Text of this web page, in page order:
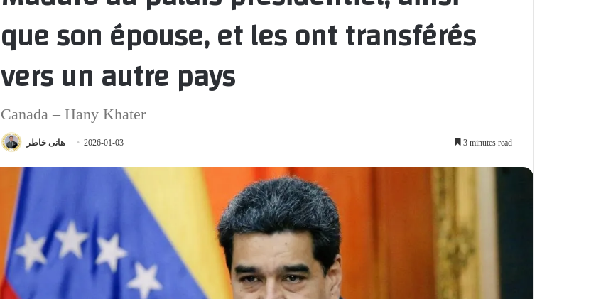
que son épouse, et les ont transférés
vers un autre pays
Canada – Hany Khater
هانى خاطر 2026-01-03 3 minutes read